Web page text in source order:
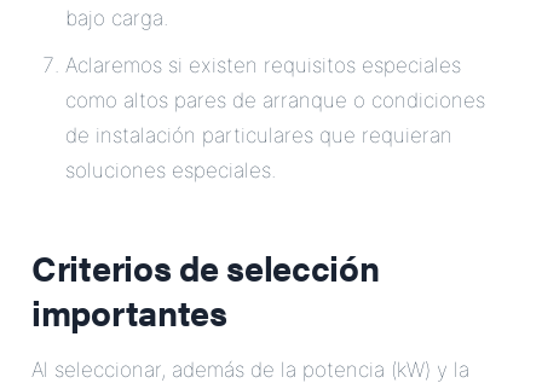
bajo carga.
Aclaremos si existen requisitos especiales
como altos pares de arranque o condiciones
de instalación particulares que requieran
soluciones especiales.
Criterios de selección
importantes
Al seleccionar, además de la potencia (kW) y la